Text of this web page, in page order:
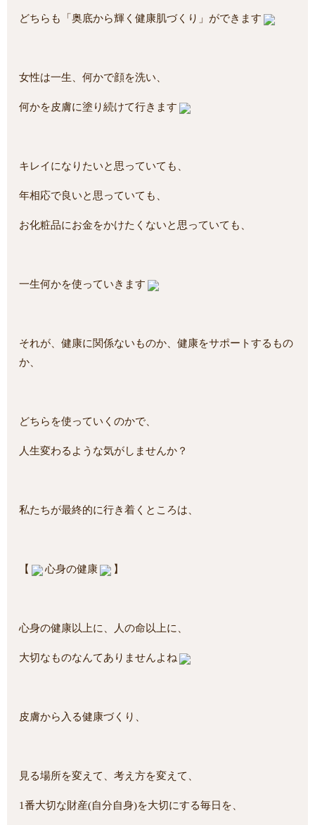
どちらも「奥底から輝く健康肌づくり」ができます
女性は一生、何かで顔を洗い、
何かを皮膚に塗り続けて行きます
キレイになりたいと思っていても、
年相応で良いと思っていても、
お化粧品にお金をかけたくないと思っていても、
一生何かを使っていきます
それが、健康に関係ないものか、健康をサポートするもの
か、
どちらを使っていくのかで、
人生変わるような気がしませんか？
私たちが最終的に行き着くところは、
【 心身の健康 】
心身の健康以上に、人の命以上に、
大切なものなんてありませんよね
皮膚から入る健康づくり、
見る場所を変えて、考え方を変えて、
1番大切な財産(自分自身)を大切にする毎日を、